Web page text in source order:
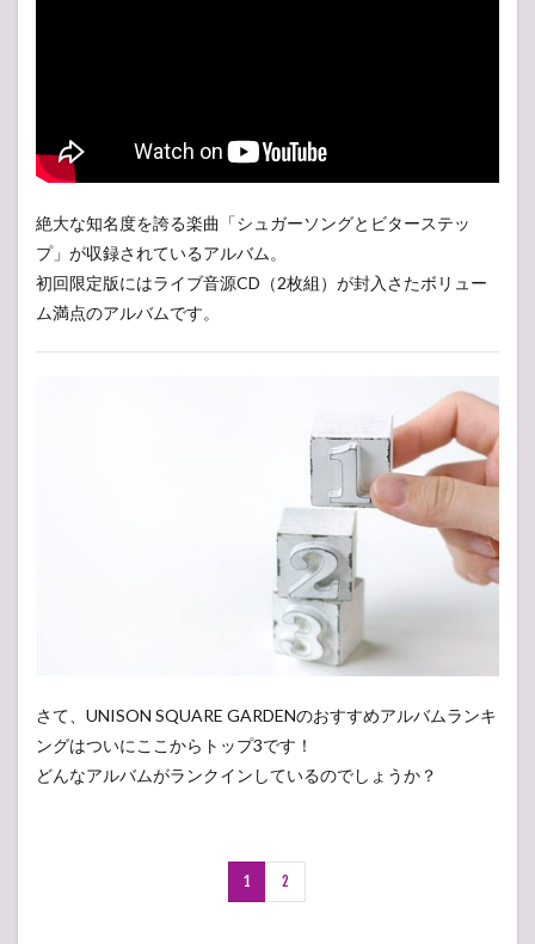
絶大な知名度を誇る楽曲「シュガーソングとビターステッ
プ」が収録されているアルバム。
初回限定版にはライブ音源CD（2枚組）が封入さたボリュー
ム満点のアルバムです。
さて、UNISON SQUARE GARDENのおすすめアルバムランキ
ングはついにここからトップ3です！
どんなアルバムがランクインしているのでしょうか？
1 2